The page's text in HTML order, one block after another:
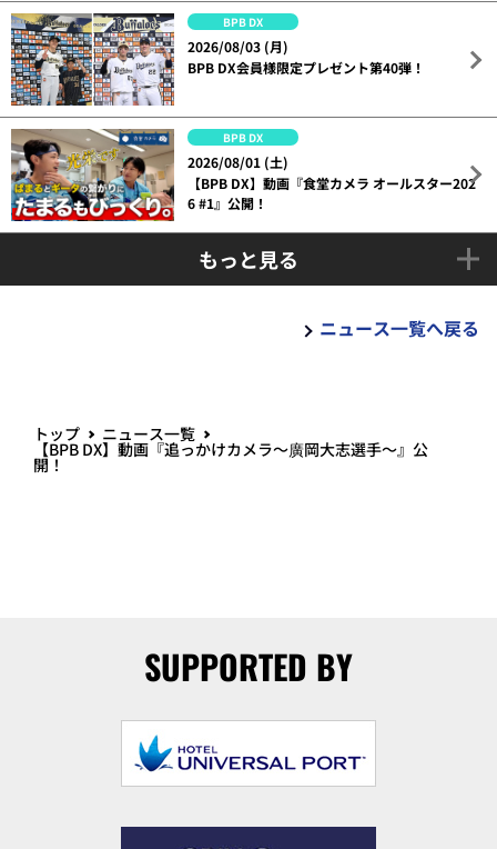
BPB DX
2026/08/03 (月)
BPB DX会員様限定プレゼント第40弾！
BPB DX
2026/08/01 (土)
【BPB DX】動画『食堂カメラ オールスター202
6 #1』公開！
もっと見る
ニュース一覧へ戻る
トップ ニュース一覧
【BPB DX】動画『追っかけカメラ～廣岡大志選手～』公
開！
SUPPORTED BY